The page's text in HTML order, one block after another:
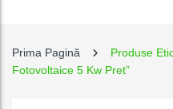
Prima Pagină
Produse
Fotovoltaice 5 Kw Pret”